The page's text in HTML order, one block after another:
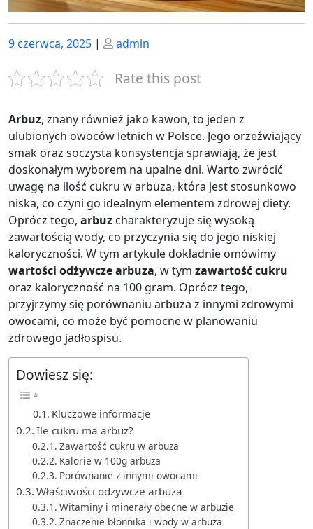
Posted
9 czerwca, 2025 | Posted
admin
Rate this post
Arbuz, znany również jako kawon, to jeden z
ulubionych owoców letnich w Polsce. Jego orzeźwiający
smak oraz soczysta konsystencja sprawiają, że jest
doskonałym wyborem na upalne dni. Warto zwrócić
uwagę na ilość cukru w arbuza, która jest stosunkowo
niska, co czyni go idealnym elementem zdrowej diety.
Oprócz tego, arbuz charakteryzuje się wysoką
zawartością wody, co przyczynia się do jego niskiej
kaloryczności. W tym artykule dokładnie omówimy
wartości odżywcze arbuza, w tym zawartość cukru
oraz kaloryczność na 100 gram. Oprócz tego,
przyjrzymy się porównaniu arbuza z innymi zdrowymi
owocami, co może być pomocne w planowaniu
zdrowego jadłospisu.
Dowiesz się:
Kluczowe informacje
Ile cukru ma arbuz?
Zawartość cukru w arbuza
Kalorie w 100g arbuza
Porównanie z innymi owocami
Właściwości odżywcze arbuza
Witaminy i minerały obecne w arbuzie
Znaczenie błonnika i wody w arbuza